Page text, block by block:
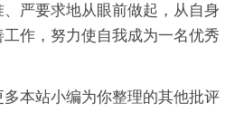
严要求地从眼前做起，从自身
作，努力使自我成为一名优秀
本站小编为你整理的其他批评